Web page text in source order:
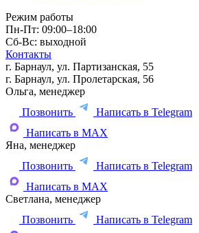
Режим работы
Пн-Пт: 09:00–18:00
Сб-Вс: выходной
Контакты
г. Барнаул, ул. Партизанская, 55
г. Барнаул, ул. Пролетарская, 56
Ольга, менеджер
Позвонить
Написать в Telegram
Написать в MAX
Яна, менеджер
Позвонить
Написать в Telegram
Написать в MAX
Светлана, менеджер
Позвонить
Написать в Telegram